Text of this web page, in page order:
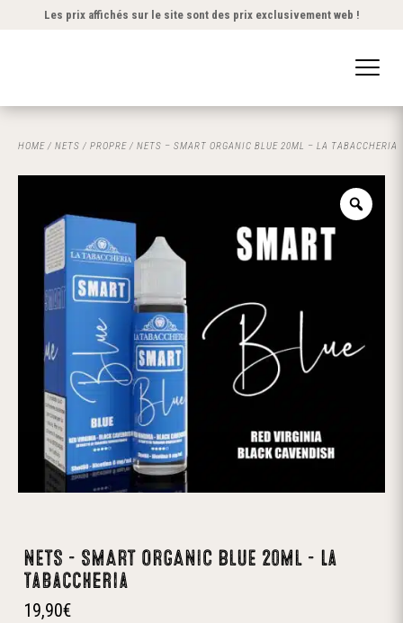
Les prix affichés sur le site sont des prix exclusivement web !
HOME / NETS / PROPRE / NETS – SMART ORGANIC BLUE 20ML – LA TABACCHERIA
NETS – SMART ORGANIC BLUE 20ML – la
tabaccheria
19,90€